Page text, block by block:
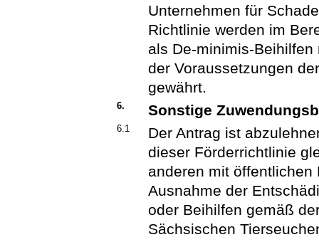
Unternehmen für
Richtlinie werden im
als De-minimis-
der Voraussetzungen
gewährt.
6. Sonstige
6.1
Der Antrag ist
dieser Förderrichtlinie
anderen mit
Ausnahme der
oder Beihilfen gemäß
Sächsischen